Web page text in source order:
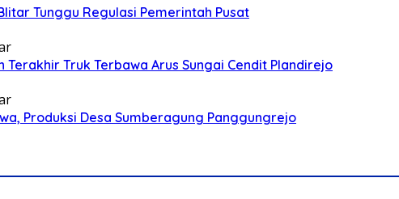
Tunggu Regulasi Pemerintah Pusat
Terakhir Truk Terbawa Arus Sungai Cendit Plandirejo
Produksi Desa Sumberagung Panggungrejo